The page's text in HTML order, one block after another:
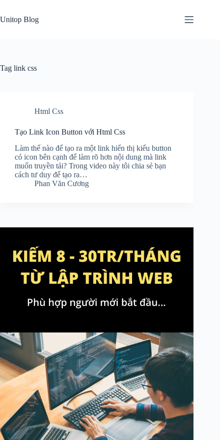
content
Unitop Blog
Tag link css
Html Css
Tạo Link Icon Button với Html Css
Làm thế nào để tạo ra một link hiển thị kiểu button
có icon bên cạnh để làm rõ hơn nội dung mà link
muốn truyền tải? Trong video này tôi chia sẻ bạn
cách tư duy để tạo ra…
Phan Văn Cương